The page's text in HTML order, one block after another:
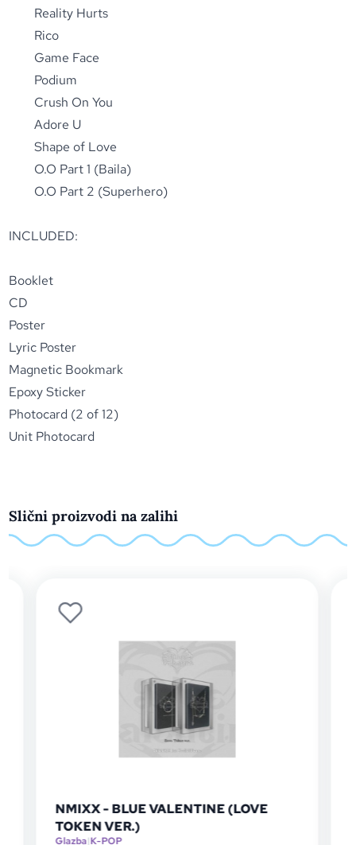
Reality Hurts
Rico
Game Face
Podium
Crush On You
Adore U
Shape of Love
O.O Part 1 (Baila)
O.O Part 2 (Superhero)
INCLUDED:
Booklet
CD
Poster
Lyric Poster
Magnetic Bookmark
Epoxy Sticker
Photocard (2 of 12)
Unit Photocard
Slični proizvodi na zalihi
NMIXX - Blue Valentine (Platform
Album Pocaalbum Ver.) [Chaos Ver.]
Glazba